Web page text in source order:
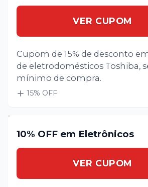
VER CUPOM
Cupom de 15% de desconto
de eletrodomésticos Toshiba,
mínimo de compra.
15% OFF
10% OFF em Eletrônicos
VER CUPOM